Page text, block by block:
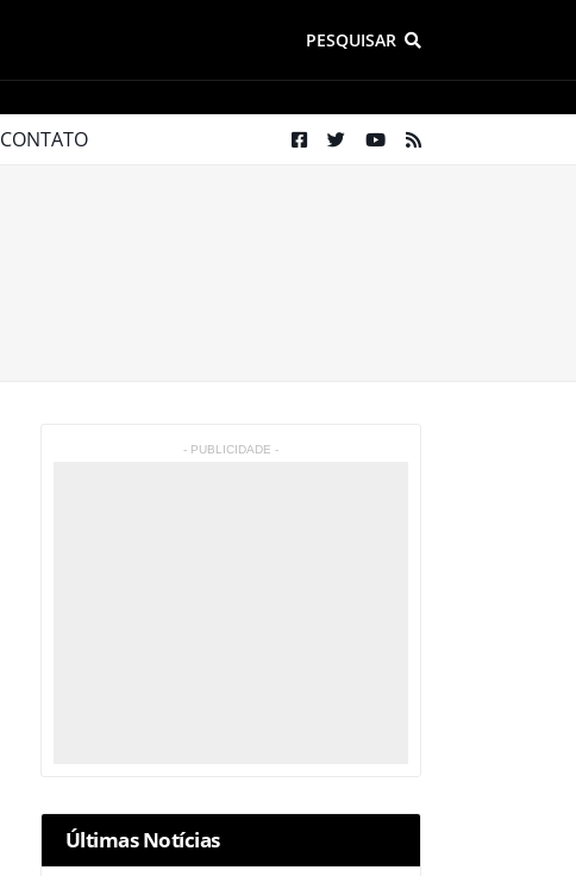
PESQUISAR
CONTATO
- PUBLICIDADE -
Últimas Notícias